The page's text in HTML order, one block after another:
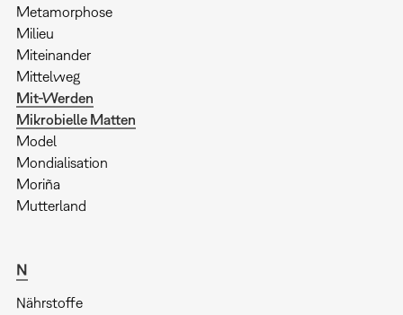
Metamorphose
Milieu
Miteinander
Mittelweg
Mit-Werden
Mikrobielle Matten
Model
Mondialisation
Moriña
Mutterland
N
Nährstoffe